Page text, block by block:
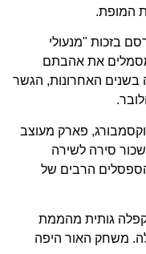
המופת.
בזכות "מנעולי
את אהבתם
בשנים האחרונות, הגשר
פארק מעוצב
סירה לשירה
הרבים של
גותית מהממת
משחק האור היפה